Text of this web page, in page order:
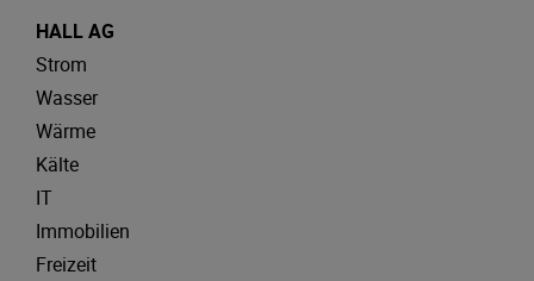
HALL AG
Strom
Wasser
Wärme
Kälte
IT
Immobilien
Freizeit